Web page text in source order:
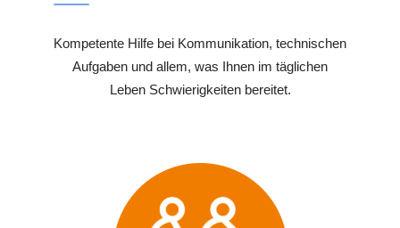
Kompetente Hilfe bei Kommunikation, technischen
Aufgaben und allem, was Ihnen im täglichen
Leben Schwierigkeiten bereitet.